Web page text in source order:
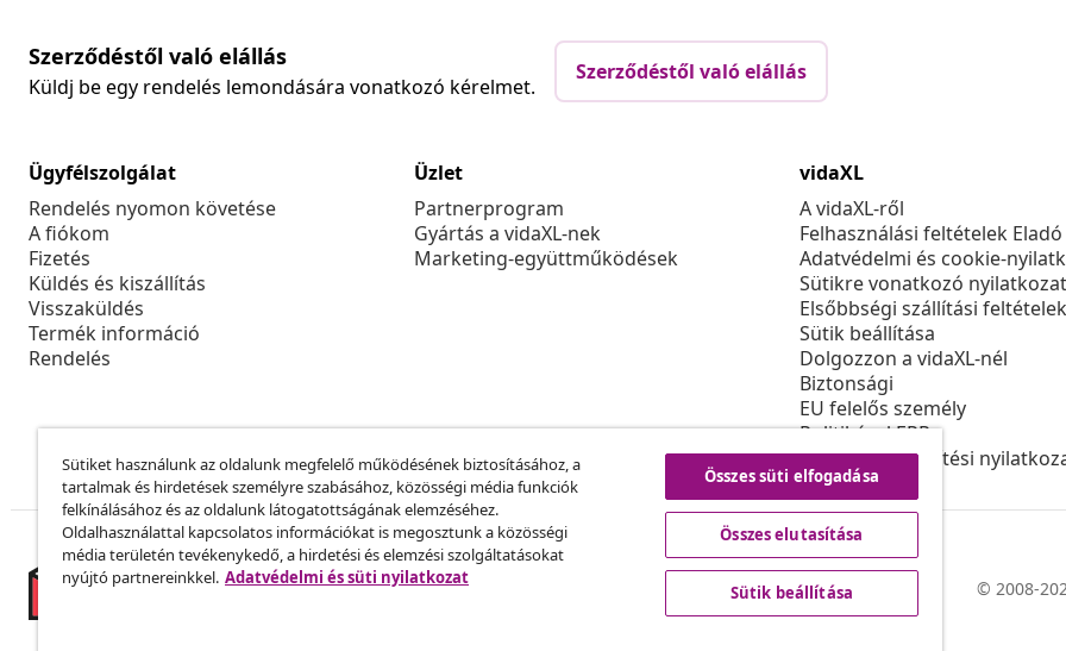
Szerződéstől való elállás
Küldj be egy rendelés lemondására vonatkozó kérelmet.
Szerződéstől való elállás
Ügyfélszolgálat
Rendelés nyomon követése
A fiókom
Fizetés
Küldés és kiszállítás
Visszaküldés
Termék információ
Rendelés
Üzlet
Partnerprogram
Gyártás a vidaXL-nek
Marketing-együttműködések
vidaXL
A vidaXL-ről
Felhasználási feltételek Eladó
Adatvédelmi és cookie-
Sütikre vonatkozó nyilatkozat
Elsőbbségi szállítási feltételek
Sütik beállítása
Dolgozzon a vidaXL-nél
Biztonsági
EU felelős személy
Politikával EPR
Akadálymentesítési
© 2008-
Sütiket használunk az oldalunk megfelelő működésének biztosításához, a
tartalmak és hirdetések személyre szabásához, közösségi média funkciók
felkínálásához és az oldalunk látogatottságának elemzéséhez.
Oldalhasználattal kapcsolatos információkat is megosztunk a közösségi
média területén tevékenykedő, a hirdetési és elemzési szolgáltatásokat
nyújtó partnereinkkel. Adatvédelmi és süti nyilatkozat
Összes süti elfogadása
Összes elutasítása
Sütik beállítása